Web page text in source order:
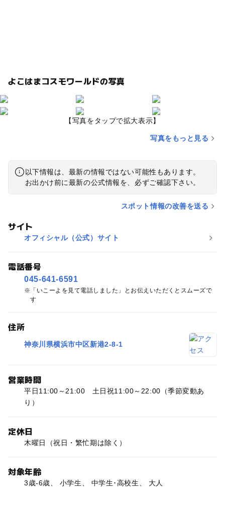
よこはまコスモワールドの写真
【写真をタップで拡大表示】
写真をもっと見る
以下情報は、最新の情報ではない可能性もあります。
お出かけ前に最新の公式情報を、必ずご確認下さい。
スポット情報の改善を送る
サイト
オフィシャル（公式）サイト
電話番号
045-641-6591
「いこーよを見て電話しました」とお伝えいただくとスムーズで
す
住所
神奈川県横浜市中区新港2-8-1
営業時間
平日11:00～21:00 土日祝11:00～22:00（季節変動あ
り）
定休日
木曜日（祝日・繁忙期は除く）
対象年齢
3歳-6歳、 小学生、 中学生･高校生、 大人